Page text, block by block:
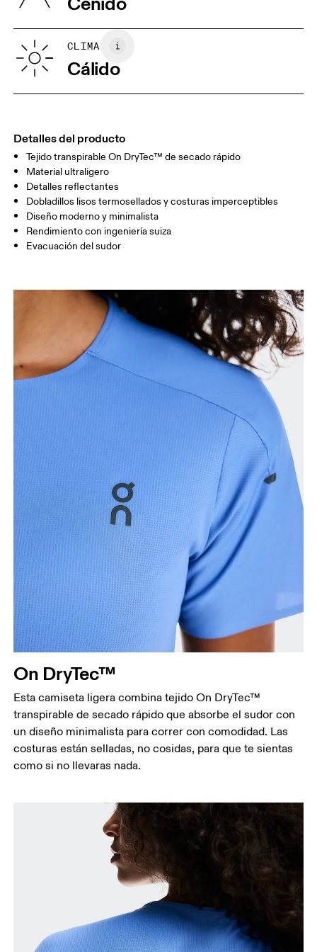
GUÍA DE TALLAS - ROPA PARA MUJER
CONTORNO
DE PECHO
CINTURA 67 68 — 73 74
Arrastra en sentido horizontal para ver más.
Cómo medirse
Mide el contorno de la parte con más volumen del
busto manteniendo la cinta métrica horizontal.
Cintura
Mide el contorno de la parte más estrecha de la
cintura.
Cadera
Mide el contorno de la parte más ancha de las
caderas.
Vietnam
CLIMA
Cálido
Detalles del producto
Tejido transpirable On DryTec™ de secado rápido
Material ultraligero
Detalles reflectantes
Dobladillos lisos termosellados y costuras imperceptibles
Diseño moderno y minimalista
Rendimiento con ingeniería suiza
Evacuación del sudor
On DryTec™
Esta camiseta ligera combina tejido On DryTec™
transpirable de secado rápido que absorbe el sudor con
un diseño minimalista para correr con comodidad. Las
costuras están selladas, no cosidas, para que te sientas
como si no llevaras nada.